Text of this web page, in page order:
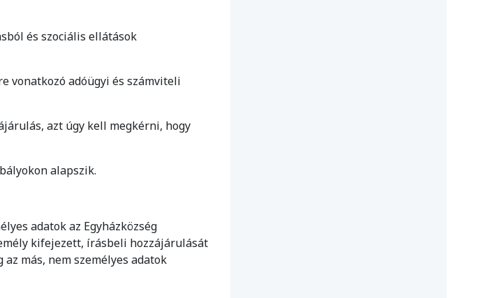
és szociális ellátások
vonatkozó adóügyi és számviteli
azt úgy kell megkérni, hogy
alapszik.
adatok az Egyházközség
kifejezett, írásbeli hozzájárulását
más, nem személyes adatok